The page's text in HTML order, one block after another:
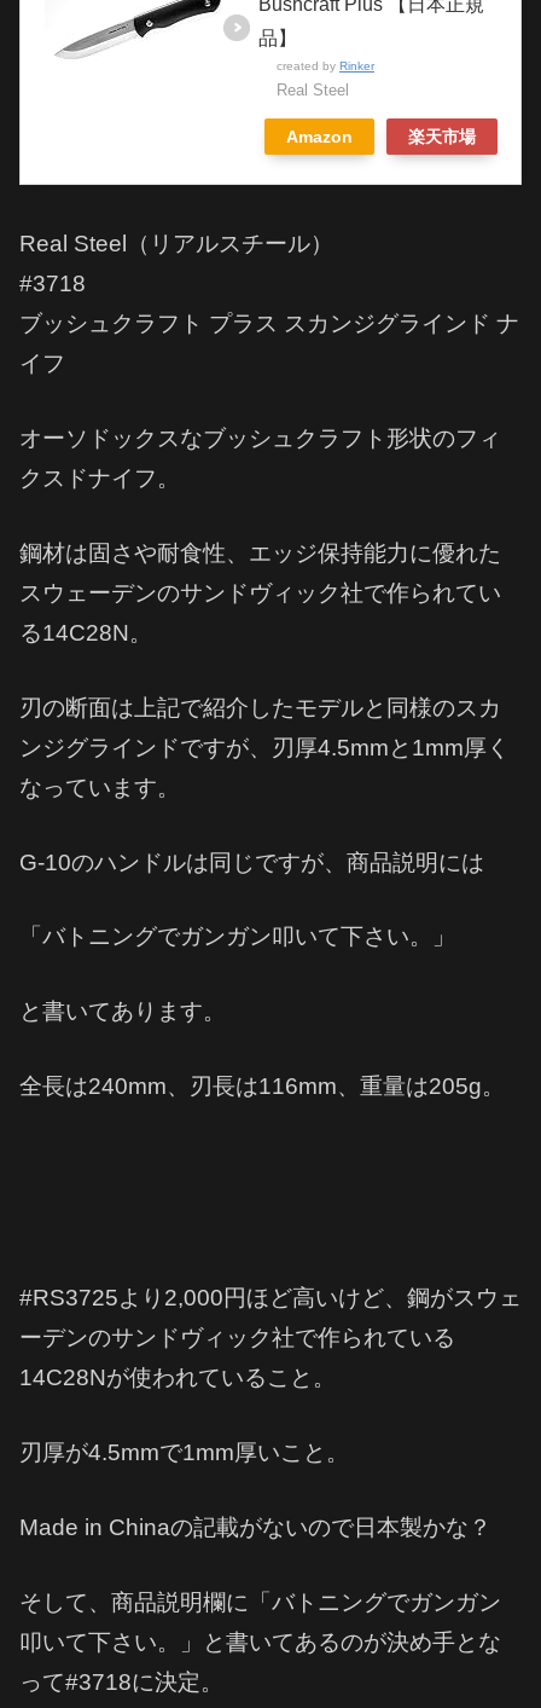
Bushcraft Plus 【日本正規
品】
created by Rinker
Real Steel
Amazon 楽天市場
Real Steel（リアルスチール）
#3718
ブッシュクラフト プラス スカンジグラインド ナ
イフ
オーソドックスなブッシュクラフト形状のフィ
クスドナイフ。
鋼材は固さや耐食性、エッジ保持能力に優れた
スウェーデンのサンドヴィック社で作られてい
る14C28N。
刃の断面は上記で紹介したモデルと同様のスカ
ンジグラインドですが、刃厚4.5mmと1mm厚く
なっています。
G-10のハンドルは同じですが、商品説明には
「バトニングでガンガン叩いて下さい。」
と書いてあります。
全長は240mm、刃長は116mm、重量は205g。
#RS3725より2,000円ほど高いけど、鋼がスウェ
ーデンのサンドヴィック社で作られている
14C28Nが使われていること。
刃厚が4.5mmで1mm厚いこと。
Made in Chinaの記載がないので日本製かな？
そして、商品説明欄に「バトニングでガンガン
叩いて下さい。」と書いてあるのが決め手とな
って#3718に決定。